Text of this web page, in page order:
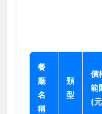
餐
廳
名
稱
類
型
價
範
(